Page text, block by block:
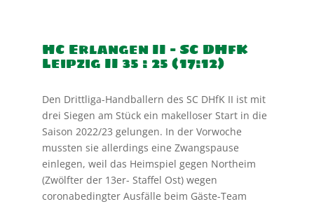
HC Erlangen II – SC DHfK
Leipzig II 35 : 25 (17:12)
Den Drittliga-Handballern des SC DHfK II ist mit
drei Siegen am Stück ein makelloser Start in die
Saison 2022/23 gelungen. In der Vorwoche
mussten sie allerdings eine Zwangspause
einlegen, weil das Heimspiel gegen Northeim
(Zwölfter der 13er- Staffel Ost) wegen
coronabedingter Ausfälle beim Gäste-Team